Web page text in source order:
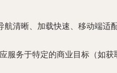
航清晰、加载快速、移动端适
服务于特定的商业目标（如获